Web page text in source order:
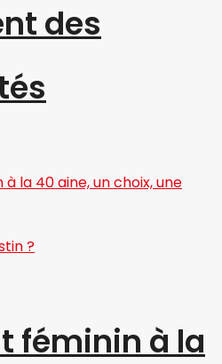
des
féminin à la